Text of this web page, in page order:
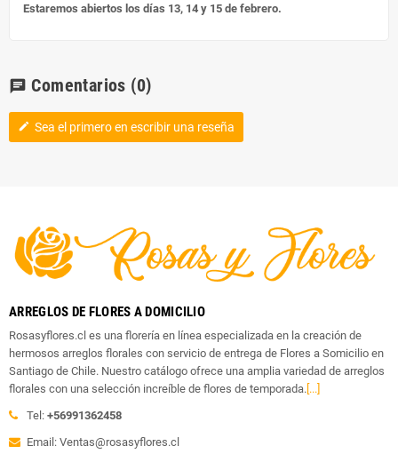
Estaremos abiertos los días 13, 14 y 15 de febrero.
chat Comentarios (0)
edit Sea el primero en escribir una reseña
ARREGLOS DE FLORES A DOMICILIO
Rosasyflores.cl es una florería en línea especializada en la creación de
hermosos arreglos florales con servicio de entrega de Flores a Somicilio en
Santiago de Chile. Nuestro catálogo ofrece una amplia variedad de arreglos
florales con una selección increíble de flores de temporada. [...]
Tel: +56991362458
Email: Ventas@rosasyflores.cl